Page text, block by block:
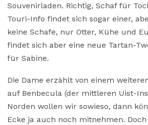
Souvenirladen. Richtig, Schaf für
Touri-Info findet sich sogar einer,
keine Schafe, nur Otter, Kühe und
findet sich aber eine neue Tartan-
für Sabine.
Die Dame erzählt von einem
auf Benbecula (der mittleren Uist-
Norden wollen wir sowieso, dann
Ecke ja auch noch mitnehmen.